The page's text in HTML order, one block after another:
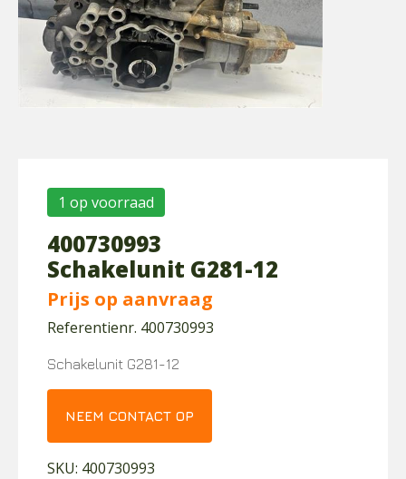
1 op voorraad
400730993
Schakelunit G281-12
Prijs op aanvraag
Referentienr. 400730993
Schakelunit G281-12
NEEM CONTACT OP
SKU: 400730993